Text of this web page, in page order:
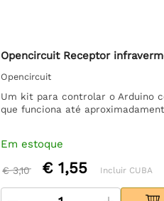
Opencircuit Receptor
Opencircuit
Um kit para controlar o Arduino
que funciona até
Em estoque
€ 3,10 € 1,55 Incluir CUBA